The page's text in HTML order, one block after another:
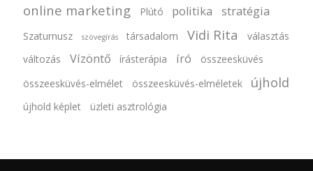
online marketing Plútó politika stratégia
Szaturnusz szövegírás társadalom Vidi Rita
választás
változás
Vízöntő írásterápia író
összeesküvés
összeesküvés-elmélet
összeesküvés-elméletek újhold
újhold képlet üzleti asztrológia